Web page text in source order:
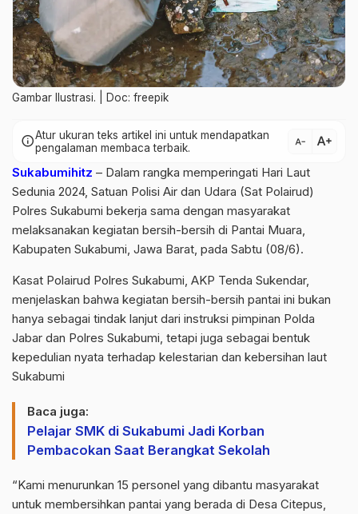
Gambar Ilustrasi. | Doc: freepik
infoAtur ukuran teks artikel ini untuk mendapatkan
pengalaman membaca terbaik.
text_decrease text_increase
Sukabumihitz – Dalam rangka memperingati Hari Laut
Sedunia 2024, Satuan Polisi Air dan Udara (Sat Polairud)
Polres Sukabumi bekerja sama dengan masyarakat
melaksanakan kegiatan bersih-bersih di Pantai Muara,
Kabupaten Sukabumi, Jawa Barat, pada Sabtu (08/6).
Kasat Polairud Polres Sukabumi, AKP Tenda Sukendar,
menjelaskan bahwa kegiatan bersih-bersih pantai ini bukan
hanya sebagai tindak lanjut dari instruksi pimpinan Polda
Jabar dan Polres Sukabumi, tetapi juga sebagai bentuk
kepedulian nyata terhadap kelestarian dan kebersihan laut
Sukabumi
Baca juga:
Pelajar SMK di Sukabumi Jadi Korban
Pembacokan Saat Berangkat Sekolah
“Kami menurunkan 15 personel yang dibantu masyarakat
untuk membersihkan pantai yang berada di Desa Citepus,